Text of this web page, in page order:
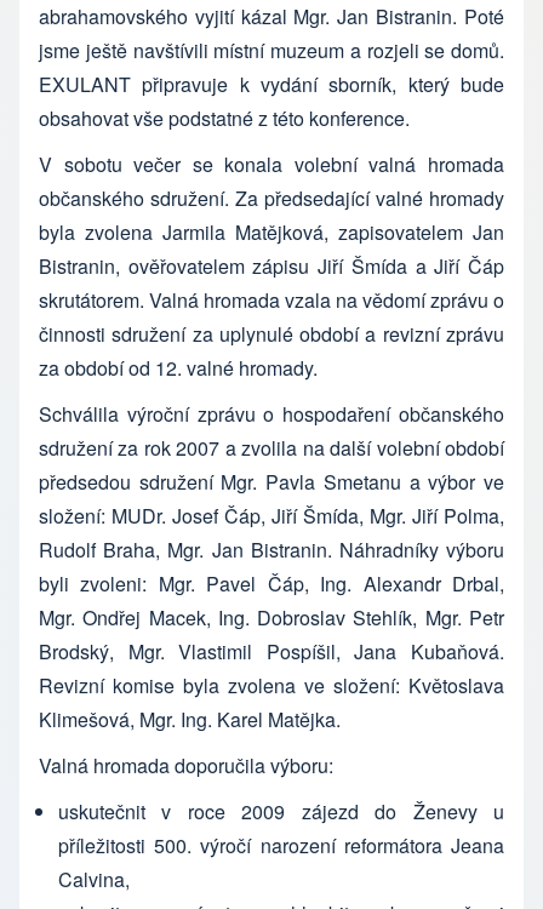
abrahamovského vyjití kázal Mgr. Jan Bistranin. Poté
jsme ještě navštívili místní muzeum a rozjeli se domů.
EXULANT připravuje k vydání sborník, který bude
obsahovat vše podstatné z této konference.
V sobotu večer se konala volební valná hromada
občanského sdružení. Za předsedající valné hromady
byla zvolena Jarmila Matějková, zapisovatelem Jan
Bistranin, ověřovatelem zápisu Jiří Šmída a Jiří Čáp
skrutátorem. Valná hromada vzala na vědomí zprávu o
činnosti sdružení za uplynulé období a revizní zprávu
za období od 12. valné hromady.
Schválila výroční zprávu o hospodaření občanského
sdružení za rok 2007 a zvolila na další volební období
předsedou sdružení Mgr. Pavla Smetanu a výbor ve
složení: MUDr. Josef Čáp, Jiří Šmída, Mgr. Jiří Polma,
Rudolf Braha, Mgr. Jan Bistranin. Náhradníky výboru
byli zvoleni: Mgr. Pavel Čáp, Ing. Alexandr Drbal,
Mgr. Ondřej Macek, Ing. Dobroslav Stehlík, Mgr. Petr
Brodský, Mgr. Vlastimil Pospíšil, Jana Kubaňová.
Revizní komise byla zvolena ve složení: Květoslava
Klimešová, Mgr. Ing. Karel Matějka.
Valná hromada doporučila výboru:
uskutečnit v roce 2009 zájezd do Ženevy u
příležitosti 500. výročí narození reformátora Jeana
Calvina,